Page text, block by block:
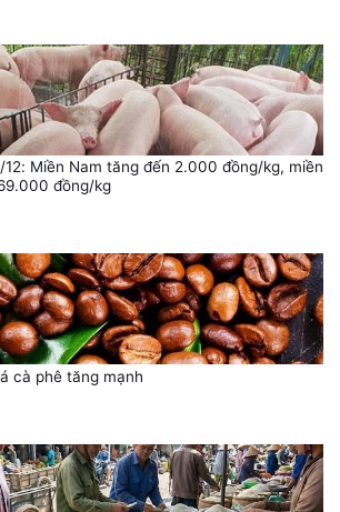
12: Miền Nam tăng đến 2.000 đồng/kg, miền
đồng/kg
cà phê tăng mạnh